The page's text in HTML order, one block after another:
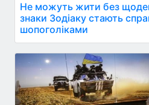
Не можуть жити без
знаки Зодіаку стають
шопоголіками